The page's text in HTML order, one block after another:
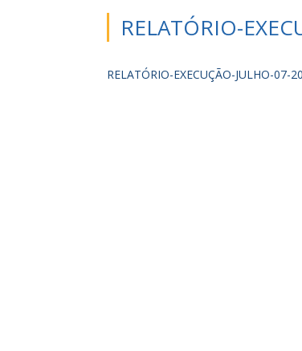
RELATÓRIO-
RELATÓRIO-EXECUÇÃO-JULHO-07-